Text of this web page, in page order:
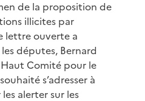
de la proposition de
illicites par
lettre ouverte a
députes, Bernard
Comité pour le
s’adresser à
alerter sur les